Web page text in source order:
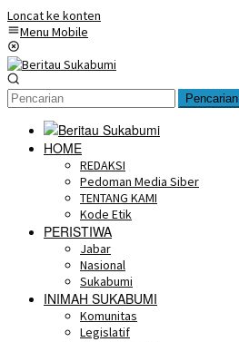
Loncat ke konten
Menu Mobile
Pencarian
HOME
REDAKSI
Pedoman Media Siber
TENTANG KAMI
Kode Etik
PERISTIWA
Jabar
Nasional
Sukabumi
INIMAH SUKABUMI
Komunitas
Legislatif